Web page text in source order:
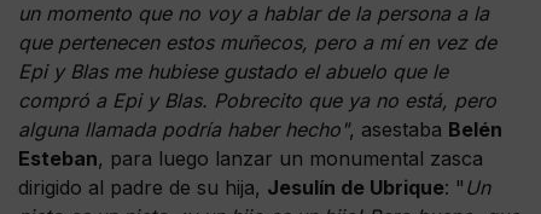
un momento que no voy a hablar de la persona a la
que pertenecen estos muñecos, pero a mí en vez de
Epi y Blas me hubiese gustado el abuelo que le
compró a Epi y Blas. Pobrecito que ya no está, pero
alguna llamada podría haber hecho", asestaba Belén
Esteban, para luego lanzar un monumental zasca
dirigido al padre de su hija, Jesulín de Ubrique: " Un